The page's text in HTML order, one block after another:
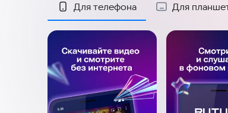
Для телефона Для